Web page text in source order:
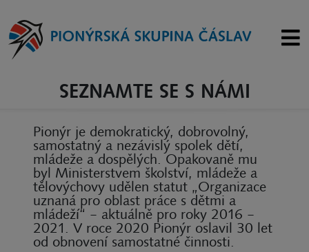
SEZNAMTE SE S NÁMI
Pionýr je demokratický, dobrovolný,
samostatný a nezávislý spolek dětí,
mládeže a dospělých. Opakovaně mu
byl Ministerstvem školství, mládeže a
tělovýchovy udělen statut „Organizace
uznaná pro oblast práce s dětmi a
mládeží“ – aktuálně pro roky 2016 –
2021. V roce 2020 Pionýr oslavil 30 let
od obnovení samostatné činnosti.